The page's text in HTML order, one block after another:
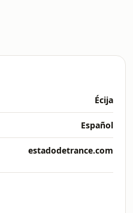
Écija
Español
estadodetrance.com